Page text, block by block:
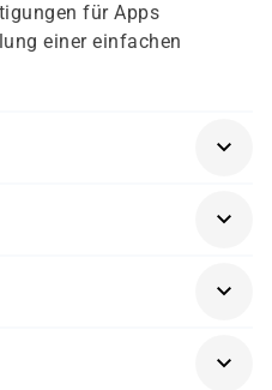
für Apps
einer einfachen
365 und grundlegende
die individuelle
wollen